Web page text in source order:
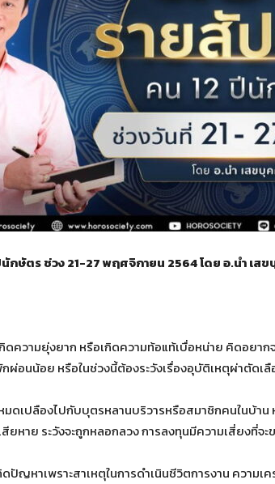
กษัตร ช่วง 21-27 พฤศจิกายน 2564 โดย อ.นำ เส
ดความยุ่งยาก หรือเกิดความท้อแท้เบื่อหน่าย คิดอยาก
อนน้อย หรือในช่วงนี้ต้องระวังเรื่องอุบัติเหตุผ่าตัดเ
มดเปลืองไปกับบุตรหลานบริวารหรือสมาชิกคนในบ้าน
ยหาย ระวังจะถูกหลอกลวง การลงทุนมีความเสี่ยงที่จ
ดปัญหาเพราะสาเหตุในการดำเนินชีวิตการงาน ความเ